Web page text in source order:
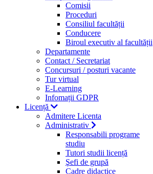
Comisii
Proceduri
Consiliul facultății
Conducere
Biroul executiv al facultății
Departamente
Contact / Secretariat
Concursuri / posturi vacante
Tur virtual
E-Learning
Infomații GDPR
Licență
Admitere Licenta
Administrativ
Responsabili programe
studiu
Tutori studii licență
Şefi de grupă
Cadre didactice